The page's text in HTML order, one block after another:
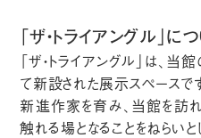
「ザ・トライアングル」に
「ザ・トライアングル」は、
て新設された展示スペースで
新進作家を育み、当館を訪
触れる場となることをねらいと